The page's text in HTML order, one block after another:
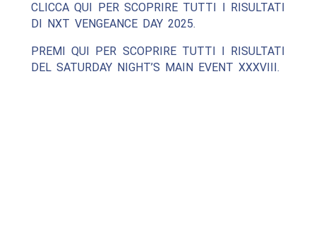
CLICCA QUI PER SCOPRIRE TUTTI I RISULTATI
DI NXT VENGEANCE DAY 2025.
PREMI QUI PER SCOPRIRE TUTTI I RISULTATI
DEL SATURDAY NIGHT’S MAIN EVENT XXXVIII.